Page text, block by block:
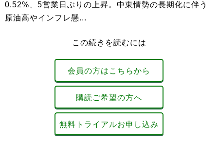
0.52%、5営業日ぶりの上昇。中東情勢の長期化に伴う
原油高やインフレ懸...
この続きを読むには
会員の方はこちらから
購読ご希望の方へ
無料トライアルお申し込み